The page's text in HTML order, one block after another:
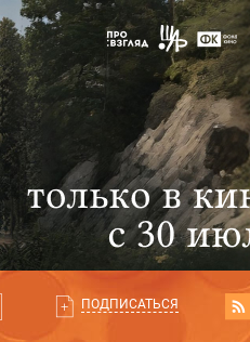
ПОДПИСАТЬСЯ